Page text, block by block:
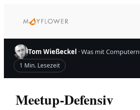
Inhalt
Tom Wießeckel · Was mit Computern
1 Min. Lesezeit
Meetup-Defensiv